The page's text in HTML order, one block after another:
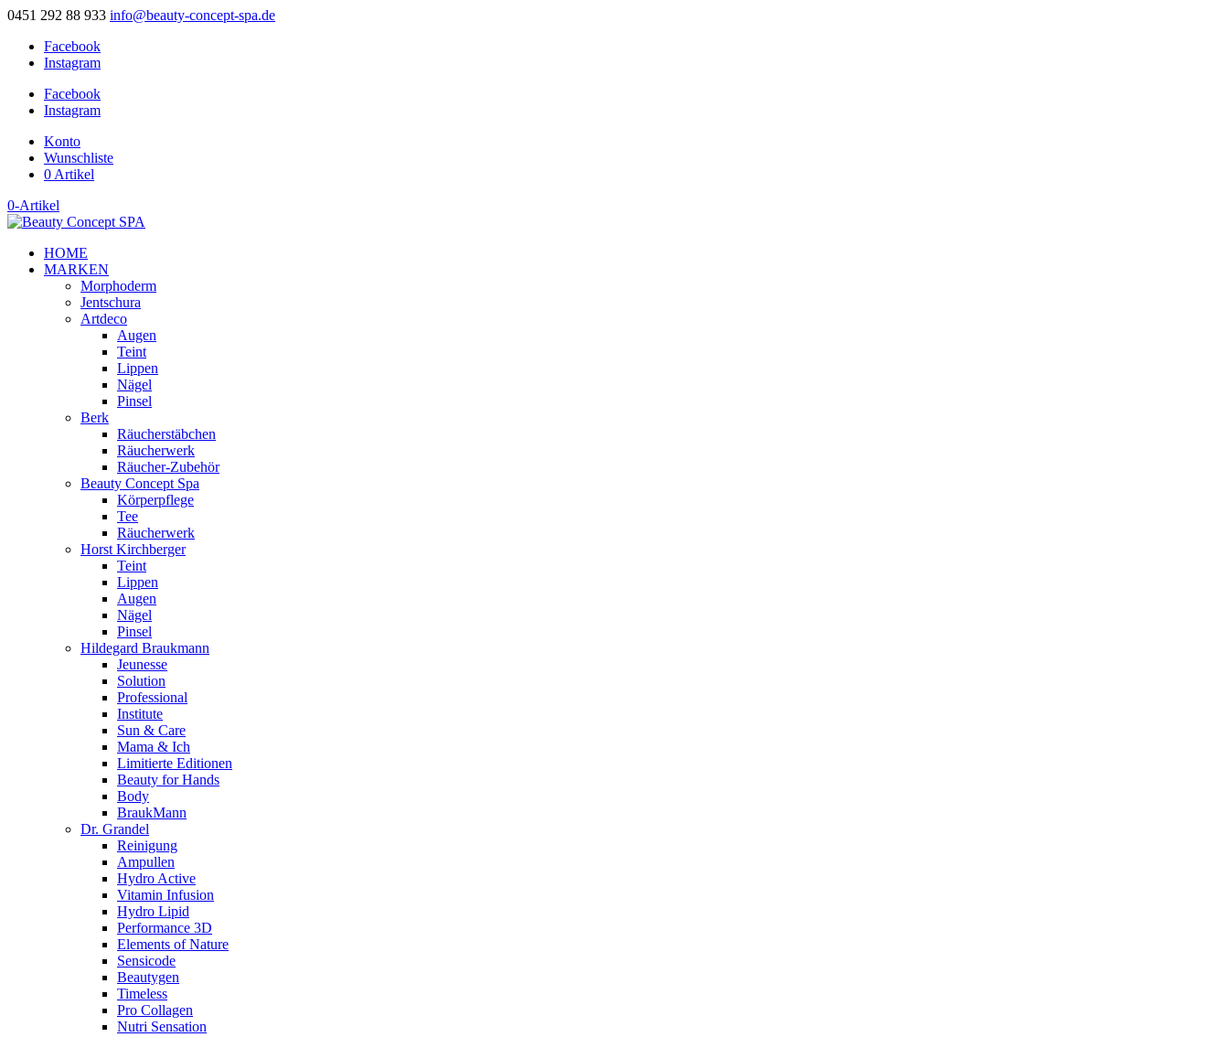
0451 292 88 933 info@beauty-concept-spa.de
Facebook
Instagram
Facebook
Instagram
Konto
Wunschliste
0 Artikel
0-Artikel
HOME
MARKEN
Morphoderm
Jentschura
Artdeco
Augen
Teint
Lippen
Nägel
Pinsel
Berk
Räucherstäbchen
Räucherwerk
Räucher-Zubehör
Beauty Concept Spa
Körperpflege
Tee
Räucherwerk
Horst Kirchberger
Teint
Lippen
Augen
Nägel
Pinsel
Hildegard Braukmann
Jeunesse
Solution
Professional
Institute
Sun & Care
Mama & Ich
Limitierte Editionen
Beauty for Hands
Body
BraukMann
Dr. Grandel
Reinigung
Ampullen
Hydro Active
Vitamin Infusion
Hydro Lipid
Performance 3D
Elements of Nature
Sensicode
Beautygen
Timeless
Pro Collagen
Nutri Sensation